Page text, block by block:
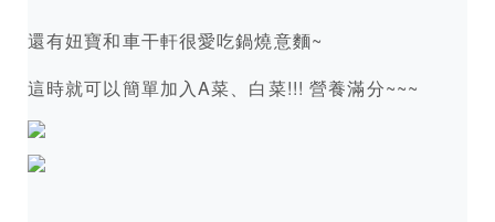
還有妞寶和車干軒很愛吃鍋燒意麵~
這時就可以簡單加入A菜、白菜!!! 營養滿分~~~